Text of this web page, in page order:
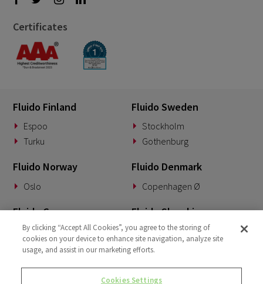
Certificates
Fluido Finland
Espoo
Turku
Fluido Sweden
Stockholm
Gothenburg
Fluido Norway
Oslo
Fluido Denmark
Copenhagen Ø
Fluido Germany
Munich
Fluido Slovakia
Banská Bystrica
Fluido Benelux Fluido UK&I
London
By clicking “Accept All Cookies”, you agree to the storing of
cookies on your device to enhance site navigation, analyze site
usage, and assist in our marketing efforts.
Cookies Settings